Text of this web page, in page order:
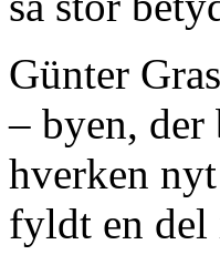
Günter
– byen,
hverken
fyldt en del